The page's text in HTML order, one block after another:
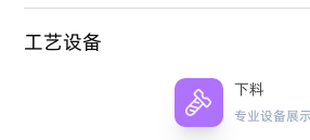
工艺设备
下料
专业设备展示